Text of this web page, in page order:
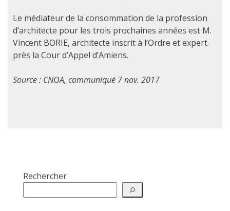
Le médiateur de la consommation de la profession
d’architecte pour les trois prochaines années est M.
Vincent BORIE, architecte inscrit à l’Ordre et expert
près la Cour d’Appel d’Amiens.
Source : CNOA, communiqué 7 nov. 2017
Rechercher